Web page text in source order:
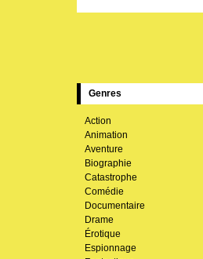
Genres
Action
Animation
Aventure
Biographie
Catastrophe
Comédie
Documentaire
Drame
Érotique
Espionnage